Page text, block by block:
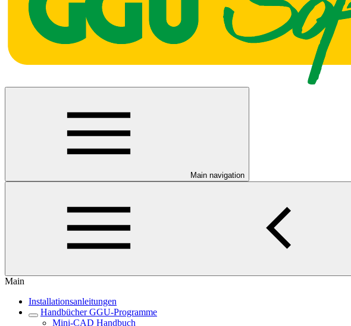
Main navigation
Main
Installationsanleitungen
Handbücher GGU-Programme
Mini-CAD Handbuch